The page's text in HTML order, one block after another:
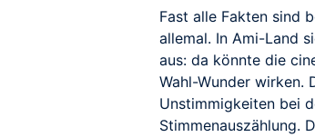
Fast alle Fakten sind
allemal. In Ami-Land
aus: da könnte die
Wahl-Wunder wirken.
Unstimmigkeiten bei
Stimmenauszählung.